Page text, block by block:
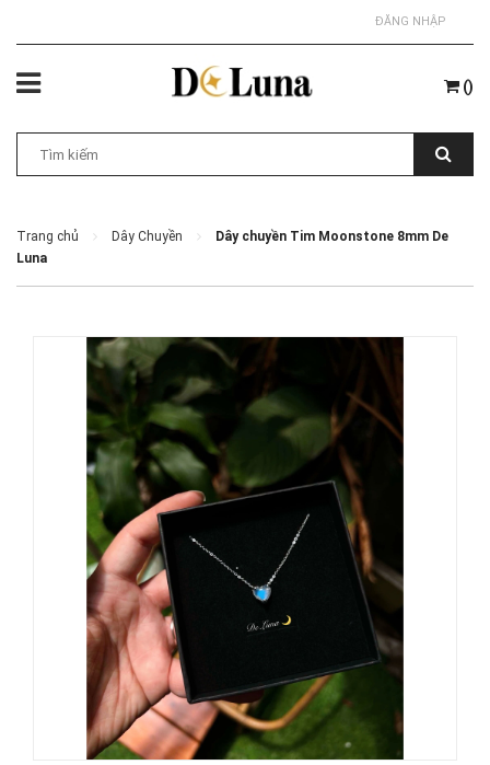
ĐĂNG NHẬP
()
Trang chủ Dây Chuyền
Dây chuyền Tim Moonstone 8mm De
Luna